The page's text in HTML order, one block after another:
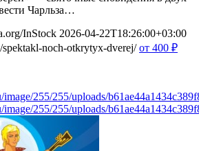
Чарльза…
InStock 2026-04-22T18:26:00+03:00
spektakl-noch-otkrytyx-dverej/ от 400 ₽
image/255/255/uploads/
image/255/255/uploads/